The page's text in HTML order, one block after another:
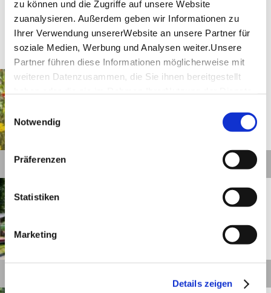
zu können und die Zugriffe auf unsere Website
zuanalysieren. Außerdem geben wir Informationen zu
Ihrer Verwendung unsererWebsite an unsere Partner für
soziale Medien, Werbung und Analysen weiter.Unsere
Partner führen diese Informationen möglicherweise mit
weiteren Datenzusammen, die Sie ihnen bereitgestellt
Impressum
Einwilligungsauswahl
Notwendig
Präferenzen
Statistiken
Marketing
Details zeigen
Museen & Ausstellungen Freizeit
Mutlangen Entfernung anzeigen
Am Steilabfall der Alb
Blühender Stadtrundgang